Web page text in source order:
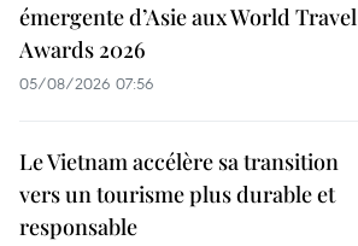
émergente d’Asie aux World Travel
Awards 2026
05/08/2026 07:56
Le Vietnam accélère sa transition
vers un tourisme plus durable et
responsable